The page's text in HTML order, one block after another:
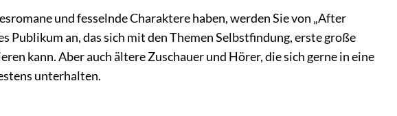
und fesselnde Charaktere haben, werden Sie von „After
Publikum an, das sich mit den Themen Selbstfindung, erste große
kann. Aber auch ältere Zuschauer und Hörer, die sich gerne in eine
unterhalten.